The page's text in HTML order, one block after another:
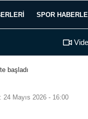
SPOR
başladı
24 Mayıs 2026 - 16:00